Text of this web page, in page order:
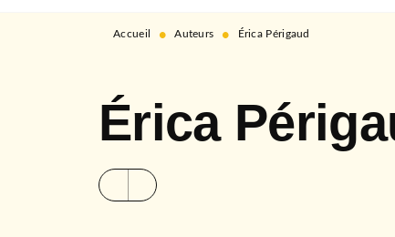
Accueil • Auteurs • Érica Périgaud
Érica